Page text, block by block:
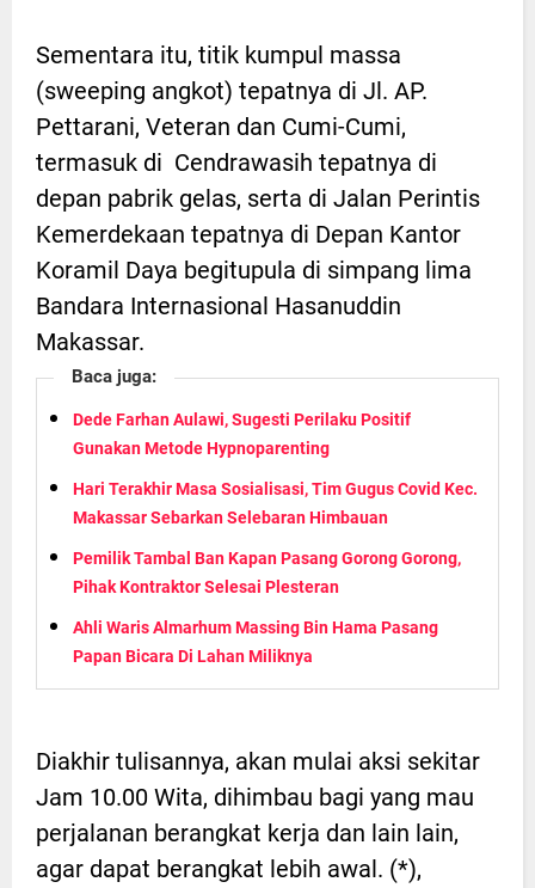
Sementara itu, titik kumpul massa
(sweeping angkot) tepatnya di Jl. AP.
Pettarani, Veteran dan Cumi-Cumi,
termasuk di Cendrawasih tepatnya di
depan pabrik gelas, serta di Jalan Perintis
Kemerdekaan tepatnya di Depan Kantor
Koramil Daya begitupula di simpang lima
Bandara Internasional Hasanuddin
Makassar.
Baca juga:
Dede Farhan Aulawi, Sugesti Perilaku Positif
Gunakan Metode Hypnoparenting
Hari Terakhir Masa Sosialisasi, Tim Gugus Covid Kec.
Makassar Sebarkan Selebaran Himbauan
Pemilik Tambal Ban Kapan Pasang Gorong Gorong,
Pihak Kontraktor Selesai Plesteran
Ahli Waris Almarhum Massing Bin Hama Pasang
Papan Bicara Di Lahan Miliknya
Diakhir tulisannya, akan mulai aksi sekitar
Jam 10.00 Wita, dihimbau bagi yang mau
perjalanan berangkat kerja dan lain lain,
agar dapat berangkat lebih awal. (*),